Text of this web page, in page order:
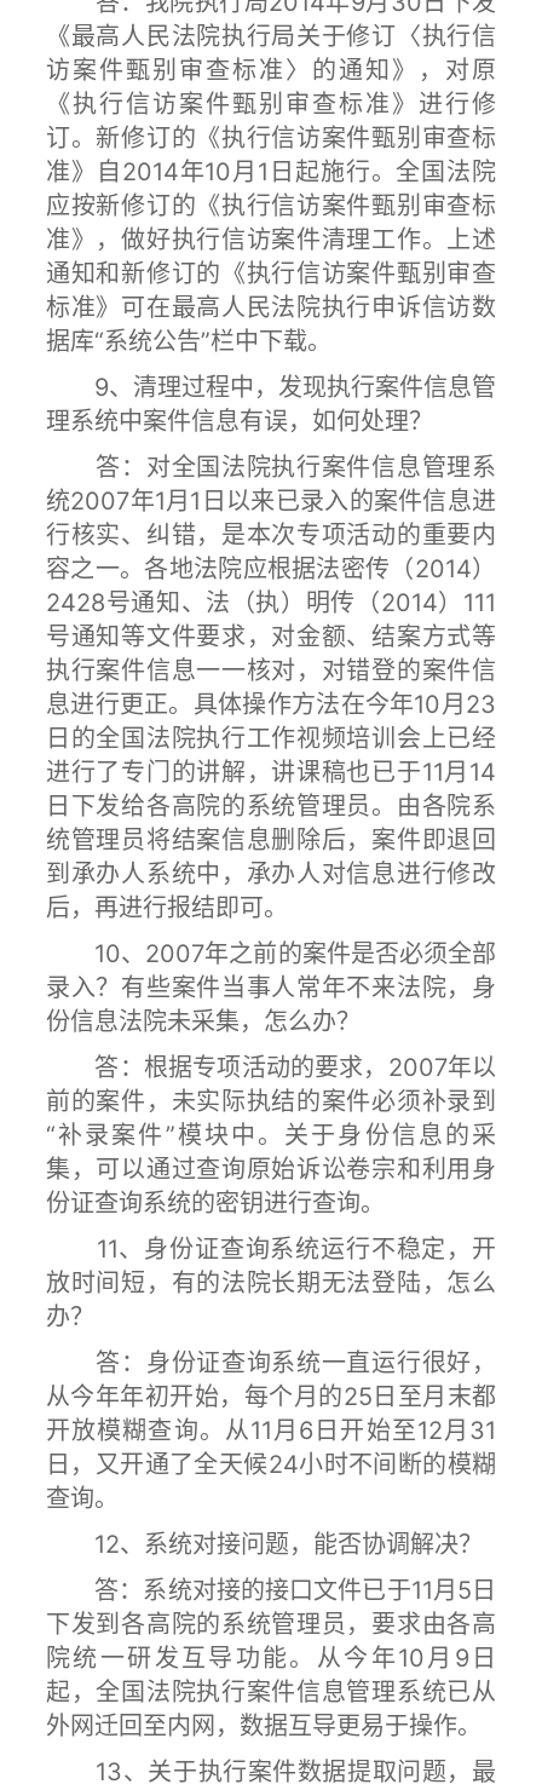
《最高人民法院执行局关于修订〈执行信
访案件甄别审查标准〉的通知》，对原
《执行信访案件甄别审查标准》进行修
订。新修订的《执行信访案件甄别审查标
准》自2014年10月1日起施行。全国法院
应按新修订的《执行信访案件甄别审查标
准》，做好执行信访案件清理工作。上述
通知和新修订的《执行信访案件甄别审查
标准》可在最高人民法院执行申诉信访数
据库“系统公告”栏中下载。
9、清理过程中，发现执行案件信息管
理系统中案件信息有误，如何处理？
答：对全国法院执行案件信息管理系
统2007年1月1日以来已录入的案件信息进
行核实、纠错，是本次专项活动的重要内
容之一。各地法院应根据法密传（2014）
2428号通知、法（执）明传（2014）111
号通知等文件要求，对金额、结案方式等
执行案件信息一一核对，对错登的案件信
息进行更正。具体操作方法在今年10月23
日的全国法院执行工作视频培训会上已经
进行了专门的讲解，讲课稿也已于11月14
日下发给各高院的系统管理员。由各院系
统管理员将结案信息删除后，案件即退回
到承办人系统中，承办人对信息进行修改
后，再进行报结即可。
10、2007年之前的案件是否必须全部
录入？有些案件当事人常年不来法院，身
份信息法院未采集，怎么办？
答：根据专项活动的要求，2007年以
前的案件，未实际执结的案件必须补录到
“补录案件”模块中。关于身份信息的采
集，可以通过查询原始诉讼卷宗和利用身
份证查询系统的密钥进行查询。
11、身份证查询系统运行不稳定，开
放时间短，有的法院长期无法登陆，怎么
办？
答：身份证查询系统一直运行很好，
从今年年初开始，每个月的25日至月末都
开放模糊查询。从11月6日开始至12月31
日，又开通了全天候24小时不间断的模糊
查询。
12、系统对接问题，能否协调解决？
答：系统对接的接口文件已于11月5日
下发到各高院的系统管理员，要求由各高
院统一研发互导功能。从今年10月9日
起，全国法院执行案件信息管理系统已从
外网迁回至内网，数据互导更易于操作。
13、关于执行案件数据提取问题，最